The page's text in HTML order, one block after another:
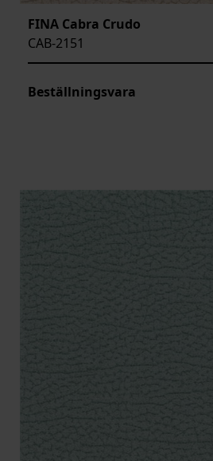
FINA Cabra Crudo
CAB-2151
Beställningsvara